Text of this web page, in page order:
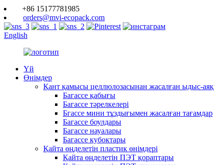
+86 15177781985
orders@mvi-ecopack.com
English
Үй
Өнімдер
Қант қамысы целлюлозасынан жасалған ыдыс-аяқ
Багассе қабығы
Багассе тәрелкелері
Бгассе мини тұздығымен жасалған тағамдар
Багассе боулдары
Багассе науалары
Багассе кубоктары
Қайта өңделетін пластик өнімдері
Қайта өңделетін ПЭТ қораптары